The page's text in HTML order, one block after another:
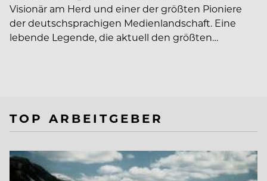
Visionär am Herd und einer der größten Pioniere
der deutschsprachigen Medienlandschaft. Eine
lebende Legende, die aktuell den größten…
TOP ARBEITGEBER